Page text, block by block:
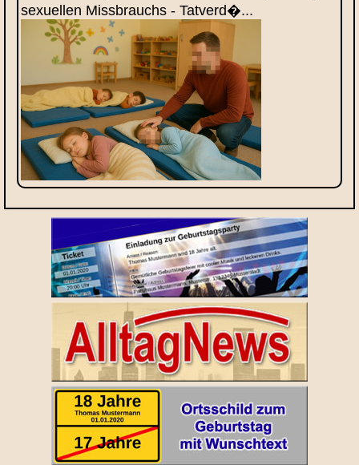
sexuellen Missbrauchs - Tatverd�...